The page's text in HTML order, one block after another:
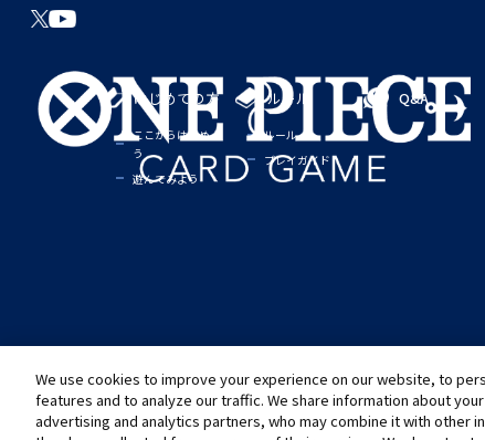
はじめての方
ここからはじめよ
う
遊んでみよう
ルール
ルール
プレイガイド
Q&A
推奨環境についてお問い合わせCookies Settingsプライバシーポリシープライバシ
©尾田栄一郎／集英社©尾田栄一郎／集英社・フジテレビ・東映アニメーション
We use cookies to improve your experience on our website, to
features and to analyze our traffic. We share information about
advertising and analytics partners, who may combine it with other